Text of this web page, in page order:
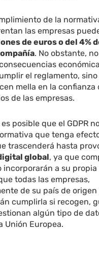
de la
las empresas
de euros o del 4%
. No obstante,
el reglamento,
mella en la confianza
de las empresas.
posible que el GDPR
que tenga
trascenderá hasta
global, ya que
incorporarán a su
todas las empresas,
de su país de origen
cumplirla si recogen,
algún tipo de
Unión Europea.